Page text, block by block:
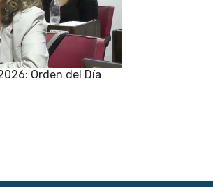
Orden del Día